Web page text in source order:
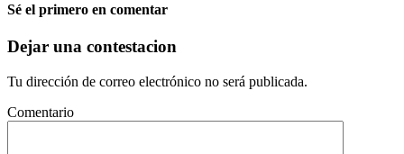
Sé el primero en comentar
Dejar una contestacion
Tu dirección de correo electrónico no será publicada.
Comentario